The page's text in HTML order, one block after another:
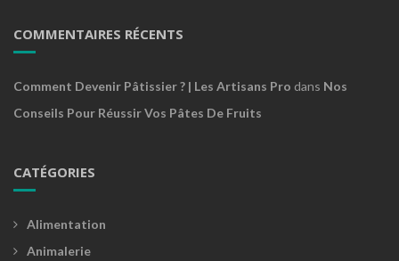
COMMENTAIRES RÉCENTS
Comment Devenir Pâtissier ? | Les Artisans Pro dans Nos
Conseils Pour Réussir Vos Pâtes De Fruits
CATÉGORIES
Alimentation
Animalerie